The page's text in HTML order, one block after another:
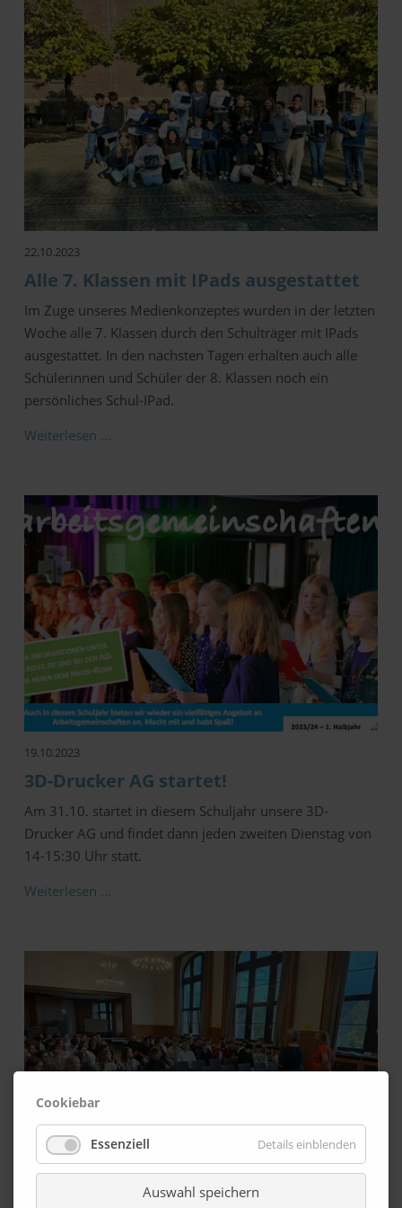
22.10.2023
Alle 7. Klassen mit IPads ausgestattet
Im Zuge unseres Medienkonzeptes wurden in der letzten
Woche alle 7. Klassen durch den Schulträger mit IPads
ausgestattet. In den nächsten Tagen erhalten auch alle
Schülerinnen und Schüler der 8. Klassen noch ein
persönliches Schul-IPad.
Weiterlesen …
19.10.2023
3D-Drucker AG startet!
Am 31.10. startet in diesem Schuljahr unsere 3D-
Drucker AG und findet dann jeden zweiten Dienstag von
14-15:30 Uhr statt.
Weiterlesen …
Cookiebar
Essenziell Details einblenden
Auswahl speichern